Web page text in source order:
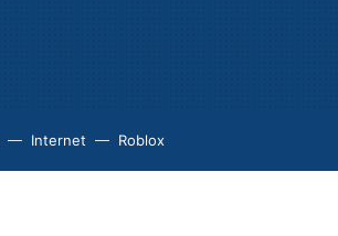
Internet Roblox